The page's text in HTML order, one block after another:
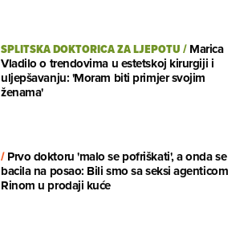
SPLITSKA DOKTORICA ZA LJEPOTU/Marica
Vladilo o trendovima u estetskoj kirurgiji i
uljepšavanju: 'Moram biti primjer svojim
ženama'
/Prvo doktoru 'malo se pofriškati', a onda se
bacila na posao: Bili smo sa seksi agenticom
Rinom u prodaji kuće